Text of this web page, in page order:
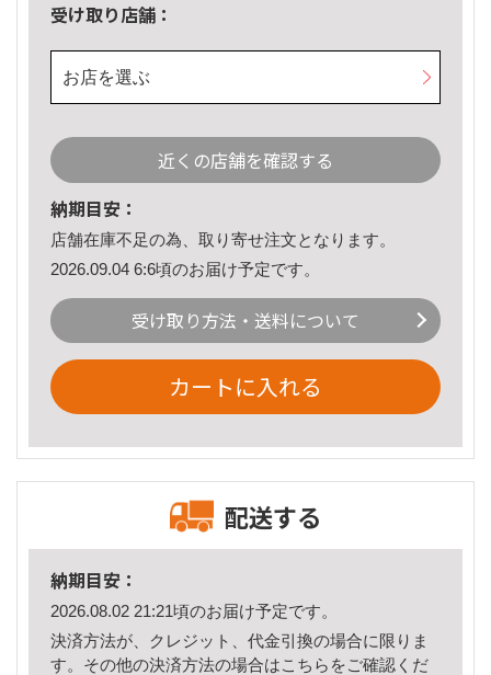
受け取り店舗：
お店を選ぶ
近くの店舗を確認する
納期目安：
店舗在庫不足の為、取り寄せ注文となります。
2026.09.04 6:6頃のお届け予定です。
受け取り方法・送料について
カートに入れる
配送する
納期目安：
2026.08.02 21:21頃のお届け予定です。
決済方法が、クレジット、代金引換の場合に限りま
す。その他の決済方法の場合はこちら をご確認くだ